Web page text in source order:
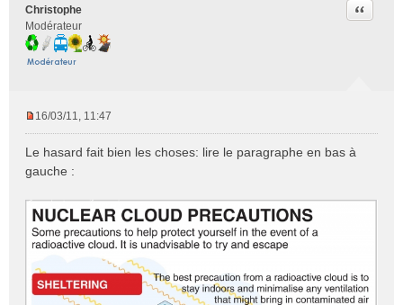
Christophe
Modérateur
Citer
s
s
g
e
n
n
l
16/03/11, 11:47
Le hasard fait bien les choses: lire le paragraphe en bas à
gauche :